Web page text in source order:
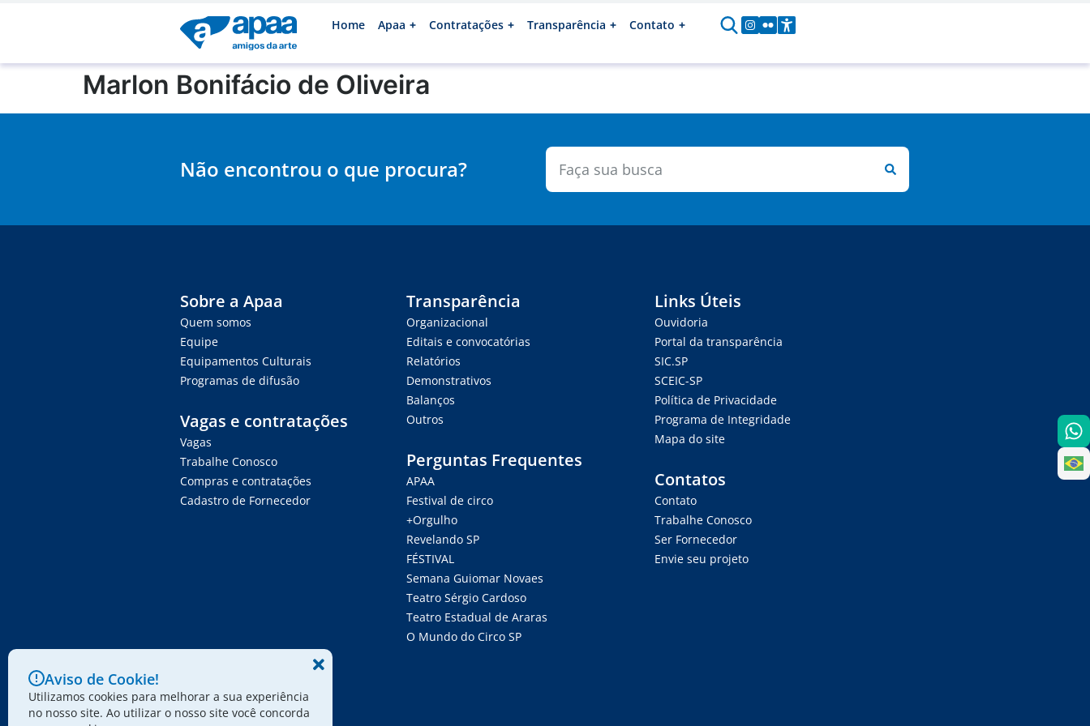
Home Apaa Contratações Transparência Contato
Marlon Bonifácio de Oliveira
Não encontrou o que procura?
Sobre a Apaa
Quem somos
Equipe
Equipamentos Culturais
Programas de difusão
Vagas e contratações
Vagas
Trabalhe Conosco
Compras e contratações
Cadastro de Fornecedor
Transparência
Organizacional
Editais e convocatórias
Relatórios
Demonstrativos
Balanços
Outros
Perguntas Frequentes
APAA
Festival de circo
+Orgulho
Revelando SP
FÉSTIVAL
Semana Guiomar Novaes
Teatro Sérgio Cardoso
Teatro Estadual de Araras
O Mundo do Circo SP
Links Úteis
Ouvidoria
Portal da transparência
SIC.SP
SCEIC-SP
Política de Privacidade
Programa de Integridade
Mapa do site
Contatos
Contato
Trabalhe Conosco
Ser Fornecedor
Envie seu projeto
Aviso de Cookie!
Utilizamos cookies para melhorar a sua experiência
no nosso site. Ao utilizar o nosso site você concorda